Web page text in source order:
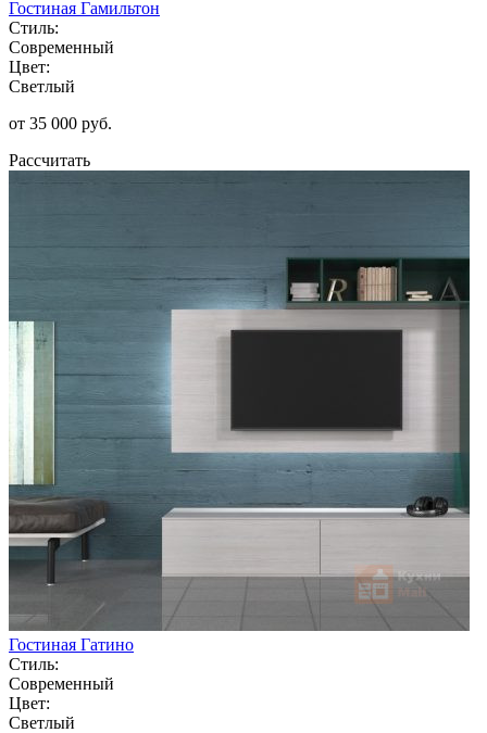
Гостиная Гамильтон
Стиль:
Современный
Цвет:
Светлый
от 35 000 руб.
Рассчитать
Гостиная Гатино
Стиль:
Современный
Цвет:
Светлый